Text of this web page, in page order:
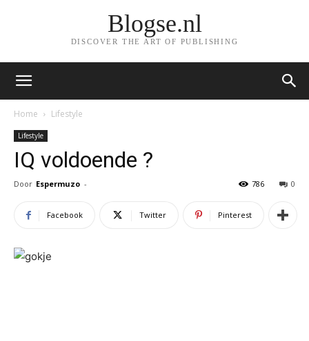
Blogse.nl
DISCOVER THE ART OF PUBLISHING
Home Lifestyle
Lifestyle
IQ voldoende ?
Door Espermuzo - 0
786
Facebook Twitter Pinterest